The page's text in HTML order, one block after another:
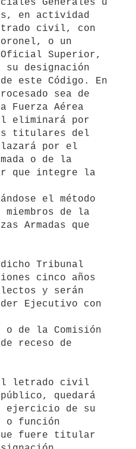
en actividad
o un
designación
sea de
eliminará por
por el
que integre la
de la
cinco años
Ejecutivo con
receso de
quedará
o función